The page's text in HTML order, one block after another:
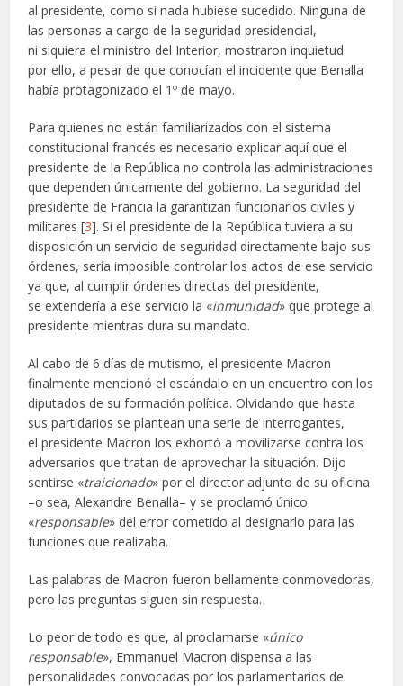
al presidente, como si nada hubiese sucedido. Ninguna de
las personas a cargo de la seguridad presidencial,
ni siquiera el ministro del Interior, mostraron inquietud
por ello, a pesar de que conocían el incidente que Benalla
había protagonizado el 1º de mayo.
Para quienes no están familiarizados con el sistema
constitucional francés es necesario explicar aquí que el
presidente de la República no controla las administraciones
que dependen únicamente del gobierno. La seguridad del
presidente de Francia la garantizan funcionarios civiles y
militares [3]. Si el presidente de la República tuviera a su
disposición un servicio de seguridad directamente bajo sus
órdenes, sería imposible controlar los actos de ese servicio
ya que, al cumplir órdenes directas del presidente,
se extendería a ese servicio la «inmunidad» que protege al
presidente mientras dura su mandato.
Al cabo de 6 días de mutismo, el presidente Macron
finalmente mencionó el escándalo en un encuentro con los
diputados de su formación política. Olvidando que hasta
sus partidarios se plantean una serie de interrogantes,
el presidente Macron los exhortó a movilizarse contra los
adversarios que tratan de aprovechar la situación. Dijo
sentirse «traicionado» por el director adjunto de su oficina
–o sea, Alexandre Benalla– y se proclamó único
«responsable» del error cometido al designarlo para las
funciones que realizaba.
Las palabras de Macron fueron bellamente conmovedoras,
pero las preguntas siguen sin respuesta.
Lo peor de todo es que, al proclamarse «único
responsable», Emmanuel Macron dispensa a las
personalidades convocadas por los parlamentarios de